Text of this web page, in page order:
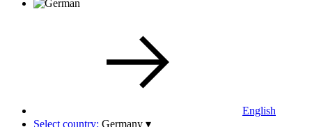
English
Select country: Germany ▾